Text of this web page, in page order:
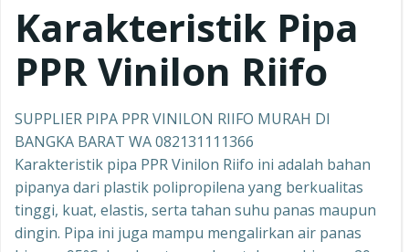
Karakteristik Pipa
PPR Vinilon Riifo
SUPPLIER PIPA PPR VINILON RIIFO MURAH DI
BANGKA BARAT WA 082131111366
Karakteristik pipa PPR Vinilon Riifo ini adalah bahan
pipanya dari plastik polipropilena yang berkualitas
tinggi, kuat, elastis, serta tahan suhu panas maupun
dingin. Pipa ini juga mampu mengalirkan air panas